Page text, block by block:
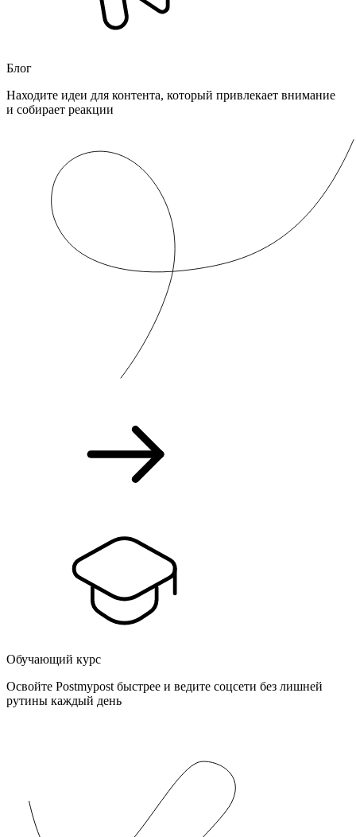
Блог
Находите идеи для контента, который привлекает внимание
и собирает реакции
Обучающий курс
Освойте Postmypost быстрее и ведите соцсети без лишней
рутины каждый день